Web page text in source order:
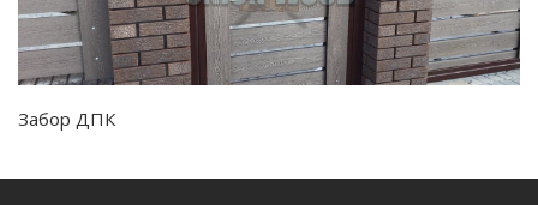
Забор ДПК